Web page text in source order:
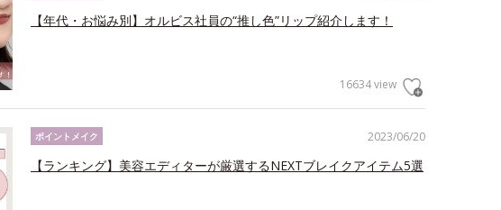
【年代・お悩み別】オルビス社員の“推し色”リップ紹介します！
16634 view
2023/06/20
ポイントメイク
【ランキング】美容エディターが厳選するNEXTブレイクアイテム5選